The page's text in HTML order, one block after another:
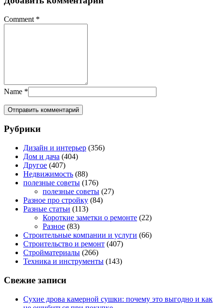
Comment *
Name *
Рубрики
Дизайн и интерьер (356)
Дом и дача (404)
Другое (407)
Недвижимость (88)
полезные советы (176)
полезные советы (27)
Разное про стройку (84)
Разные статьи (113)
Короткие заметки о ремонте (22)
Разное (83)
Строительные компании и услуги (66)
Строительство и ремонт (407)
Стройматериалы (266)
Техника и инструменты (143)
Свежие записи
Сухие дрова камерной сушки: почему это выгодно и как